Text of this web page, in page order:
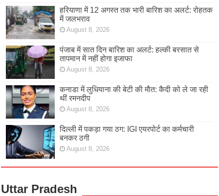
हरियाणा में 12 अगस्त तक भारी बारिश का अलर्ट: रोहतक
में जलभराव
August 8, 2026
पंजाब में सात दिन बारिश का अलर्ट: हल्की बरसात से
तापमान में नहीं होगा इजाफा
August 8, 2026
कनाडा में लुधियाना की बेटी की माैत: कैदी को ले जा रही
थीं रमनदीप
August 8, 2026
दिल्ली में पकड़ा गया ठग: IGI एयरपोर्ट का कर्मचारी
बनकर ठगी
August 8, 2026
Uttar Pradesh